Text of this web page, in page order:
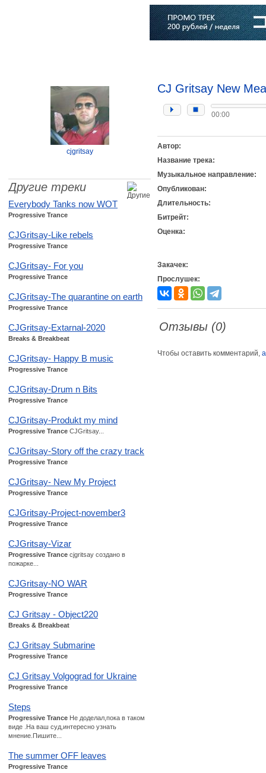
cjgritsay
Другие треки
Everybody Tanks now WOT
Progressive Trance
CJGritsay-Like rebels
Progressive Trance
CJGritsay- For you
Progressive Trance
CJGritsay-The quarantine on earth
Progressive Trance
CJGritsay-Extarnal-2020
Breaks & Breakbeat
CJGritsay- Happy B music
Progressive Trance
CJGritsay-Drum n Bits
Progressive Trance
CJGritsay-Produkt my mind
Progressive Trance CJGritsay...
CJGritsay-Story off the crazy track
Progressive Trance
CJGritsay- New My Project
Progressive Trance
CJGritsay-Project-november3
Progressive Trance
CJGritsay-Vizar
Progressive Trance cjgritsay создано в
пожарке...
CJGritsay-NO WAR
Progressive Trance
CJ Gritsay - Object220
Breaks & Breakbeat
CJ Gritsay Submarine
Progressive Trance
CJ Gritsay Volgograd for Ukraine
Progressive Trance
Steps
Progressive Trance Не доделал,пока в таком
виде .На ваш суд,интересно узнать
мнение.Пишите...
The summer OFF leaves
Progressive Trance
CJ Gritsay New
00:00
Автор:
Название трека:
Музыкальное направление:
Опубликован:
Длительность:
Битрейт:
Оценка:
Закачек:
Прослушек:
Отзывы (0)
Чтобы оставить комментарий,